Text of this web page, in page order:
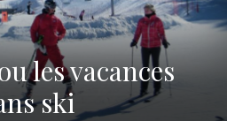
les vacances
ski